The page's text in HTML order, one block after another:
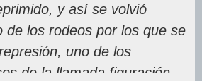
y así se volvió
de los rodeos por los que se
uno de los
de la llamada figuración